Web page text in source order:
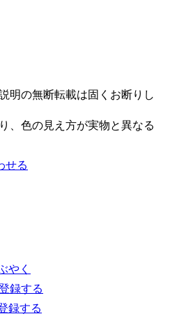
明の無断転載は固くお断りし
、色の見え方が実物と異なる
せる
やく
録する
録する